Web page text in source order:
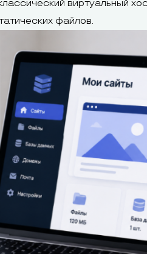
виртуальный
файлов.